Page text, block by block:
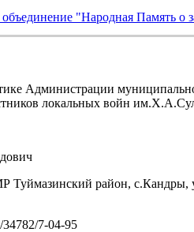
"Народная Память
Администрации
локальных войн
Туймазинский район,
7-04-95